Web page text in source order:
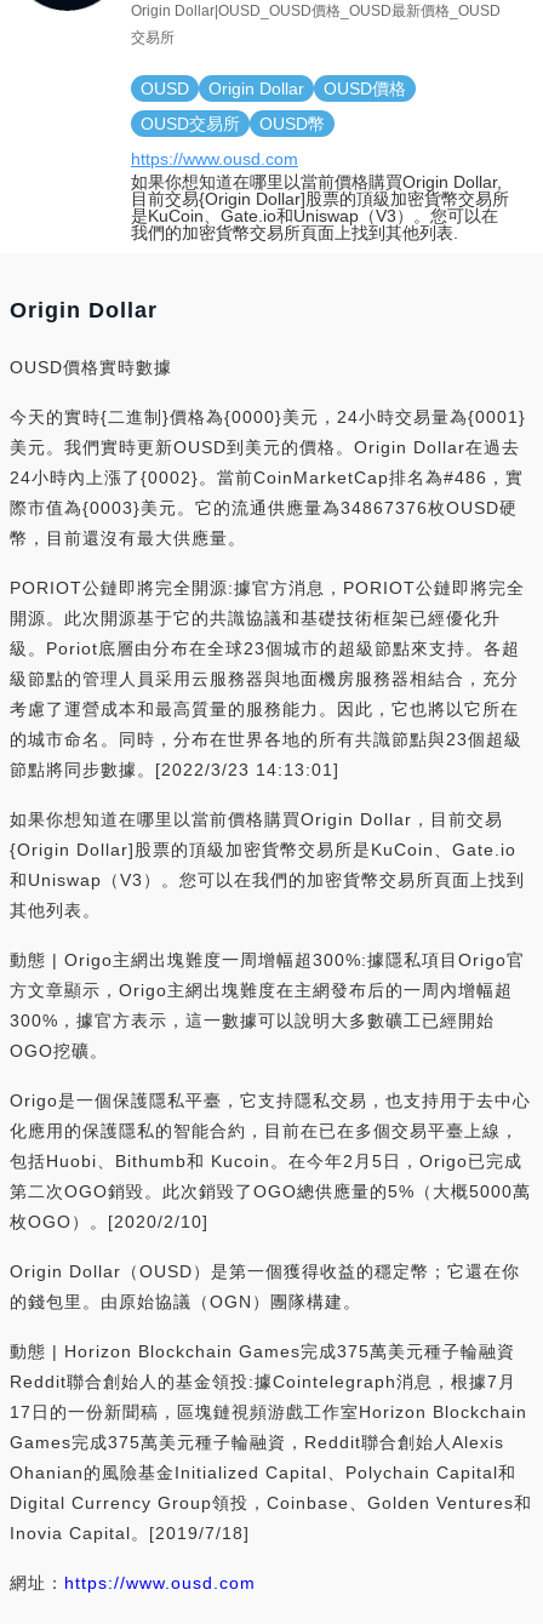
Origin Dollar|OUSD_OUSD價格_OUSD最新價格_OUSD
交易所
OUSD Origin Dollar
OUSD價格
OUSD交易所
OUSD幣
https://www.ousd.com
如果你想知道在哪里以當前價格購買Origin Dollar,
目前交易{Origin Dollar]股票的頂級加密貨幣交易所
是KuCoin、Gate.io和Uniswap（V3）。您可以在
我們的加密貨幣交易所頁面上找到其他列表.
Origin Dollar
OUSD價格實時數據
今天的實時{二進制}價格為{0000}美元，24小時交易量為{0001}
美元。我們實時更新OUSD到美元的價格。Origin Dollar在過去
24小時內上漲了{0002}。當前CoinMarketCap排名為#486，實
際市值為{0003}美元。它的流通供應量為34867376枚OUSD硬
幣，目前還沒有最大供應量。
PORIOT公鏈即將完全開源:據官方消息，PORIOT公鏈即將完全
開源。此次開源基于它的共識協議和基礎技術框架已經優化升
級。Poriot底層由分布在全球23個城市的超級節點來支持。各超
級節點的管理人員采用云服務器與地面機房服務器相結合，充分
考慮了運營成本和最高質量的服務能力。因此，它也將以它所在
的城市命名。同時，分布在世界各地的所有共識節點與23個超級
節點將同步數據。[2022/3/23 14:13:01]
如果你想知道在哪里以當前價格購買Origin Dollar，目前交易
{Origin Dollar]股票的頂級加密貨幣交易所是KuCoin、Gate.io
和Uniswap（V3）。您可以在我們的加密貨幣交易所頁面上找到
其他列表。
動態 | Origo主網出塊難度一周增幅超300%:據隱私項目Origo官
方文章顯示，Origo主網出塊難度在主網發布后的一周內增幅超
300%，據官方表示，這一數據可以說明大多數礦工已經開始
OGO挖礦。
Origo是一個保護隱私平臺，它支持隱私交易，也支持用于去中心
化應用的保護隱私的智能合約，目前在已在多個交易平臺上線，
包括Huobi、Bithumb和 Kucoin。在今年2月5日，Origo已完成
第二次OGO銷毀。此次銷毀了OGO總供應量的5%（大概5000萬
枚OGO）。[2020/2/10]
Origin Dollar（OUSD）是第一個獲得收益的穩定幣；它還在你
的錢包里。由原始協議（OGN）團隊構建。
動態 | Horizon Blockchain Games完成375萬美元種子輪融資
Reddit聯合創始人的基金領投:據Cointelegraph消息，根據7月
17日的一份新聞稿，區塊鏈視頻游戲工作室Horizon Blockchain
Games完成375萬美元種子輪融資，Reddit聯合創始人Alexis
Ohanian的風險基金Initialized Capital、Polychain Capital和
Digital Currency Group領投，Coinbase、Golden Ventures和
Inovia Capital。[2019/7/18]
網址： https://www.ousd.com